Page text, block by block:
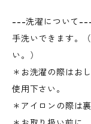
---洗濯について
手洗いできます。
い。）
＊お洗濯の際はお
使用下さい。
＊アイロンの際は